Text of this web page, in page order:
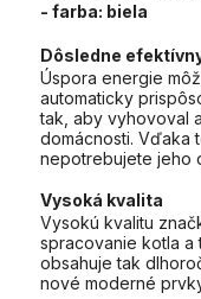
- farba: biela
Dôsledne
Úspora energie
automaticky
tak, aby vyhovoval
domácnosti. Vďaka
nepotrebujete jeho
Vysoká kvalita
Vysokú kvalitu
spracovanie kotla
obsahuje tak
nové moderné